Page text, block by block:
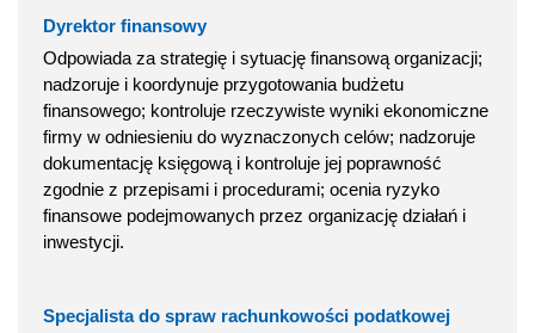
Dyrektor finansowy
Odpowiada za strategię i sytuację finansową organizacji;
nadzoruje i koordynuje przygotowania budżetu
finansowego; kontroluje rzeczywiste wyniki ekonomiczne
firmy w odniesieniu do wyznaczonych celów; nadzoruje
dokumentację księgową i kontroluje jej poprawność
zgodnie z przepisami i procedurami; ocenia ryzyko
finansowe podejmowanych przez organizację działań i
inwestycji.
Specjalista do spraw rachunkowości podatkowej